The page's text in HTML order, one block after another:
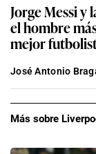
Jorge Messi y
el hombre
mejor
José Antonio
Más sobre